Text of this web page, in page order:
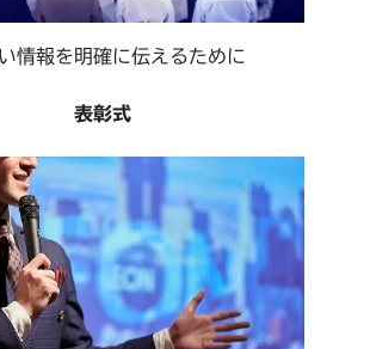
情報を明確に伝えるために
表彰式